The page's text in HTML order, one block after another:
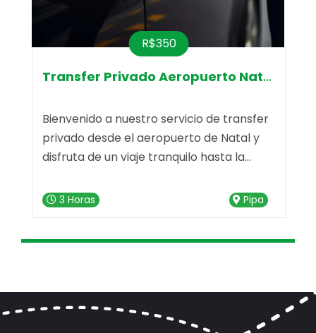
R$350
Transfer Privado Aeropuerto Natal-
Bienvenido a nuestro servicio de transfer
privado desde el aeropuerto de Natal y
disfruta de un viaje tranquilo hasta la
servicio de transfer está listo para hacer
3 Horas Pipa